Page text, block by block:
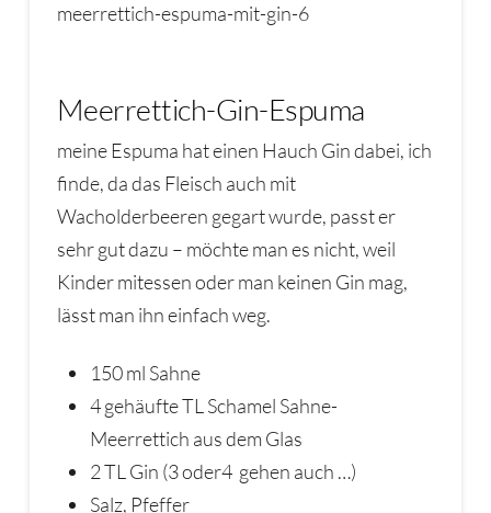
Meerrettich-Gin-Espuma
meine Espuma hat einen Hauch Gin dabei, ich
finde, da das Fleisch auch mit
Wacholderbeeren gegart wurde, passt er
sehr gut dazu – möchte man es nicht, weil
Kinder mitessen oder man keinen Gin mag,
lässt man ihn einfach weg.
150 ml Sahne
4 gehäufte TL Schamel Sahne-
Meerrettich aus dem Glas
2 TL Gin (3 oder4 gehen auch …)
Salz, Pfeffer